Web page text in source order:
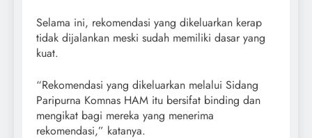
Selama ini, rekomendasi yang dikeluarkan kerap
tidak dijalankan meski sudah memiliki dasar yang
kuat.
“Rekomendasi yang dikeluarkan melalui Sidang
Paripurna Komnas HAM itu bersifat binding dan
mengikat bagi mereka yang menerima
rekomendasi,” katanya.